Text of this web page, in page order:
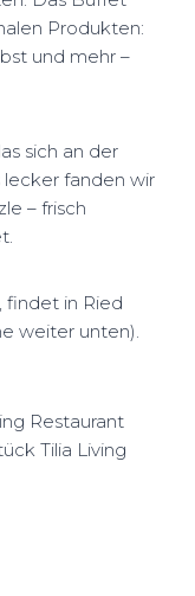
Produkten:
und mehr –
sich an der
fanden wir
– frisch
findet in Ried
weiter unten).